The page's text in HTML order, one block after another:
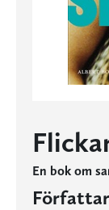
En bok om